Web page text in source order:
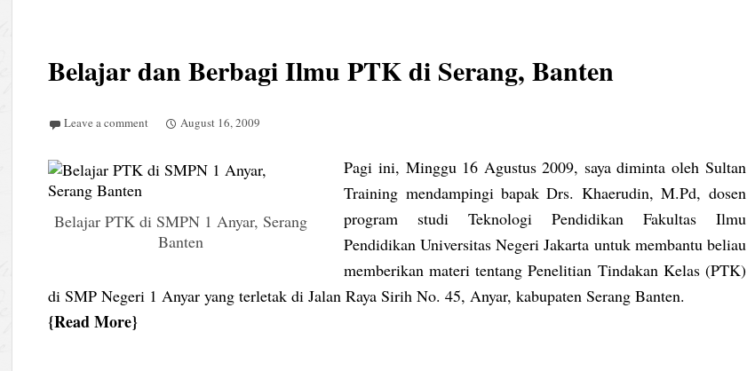
Belajar dan Berbagi Ilmu PTK di Serang, Banten
Leave a comment August 16, 2009
Belajar PTK di SMPN 1 Anyar, Serang
Banten
Pagi ini, Minggu 16 Agustus 2009, saya diminta oleh Sultan
Training mendampingi bapak Drs. Khaerudin, M.Pd, dosen
program studi Teknologi Pendidikan Fakultas Ilmu
Pendidikan Universitas Negeri Jakarta untuk membantu beliau
memberikan materi tentang Penelitian Tindakan Kelas (PTK)
di SMP Negeri 1 Anyar yang terletak di Jalan Raya Sirih No. 45, Anyar, kabupaten Serang Banten.
Read More